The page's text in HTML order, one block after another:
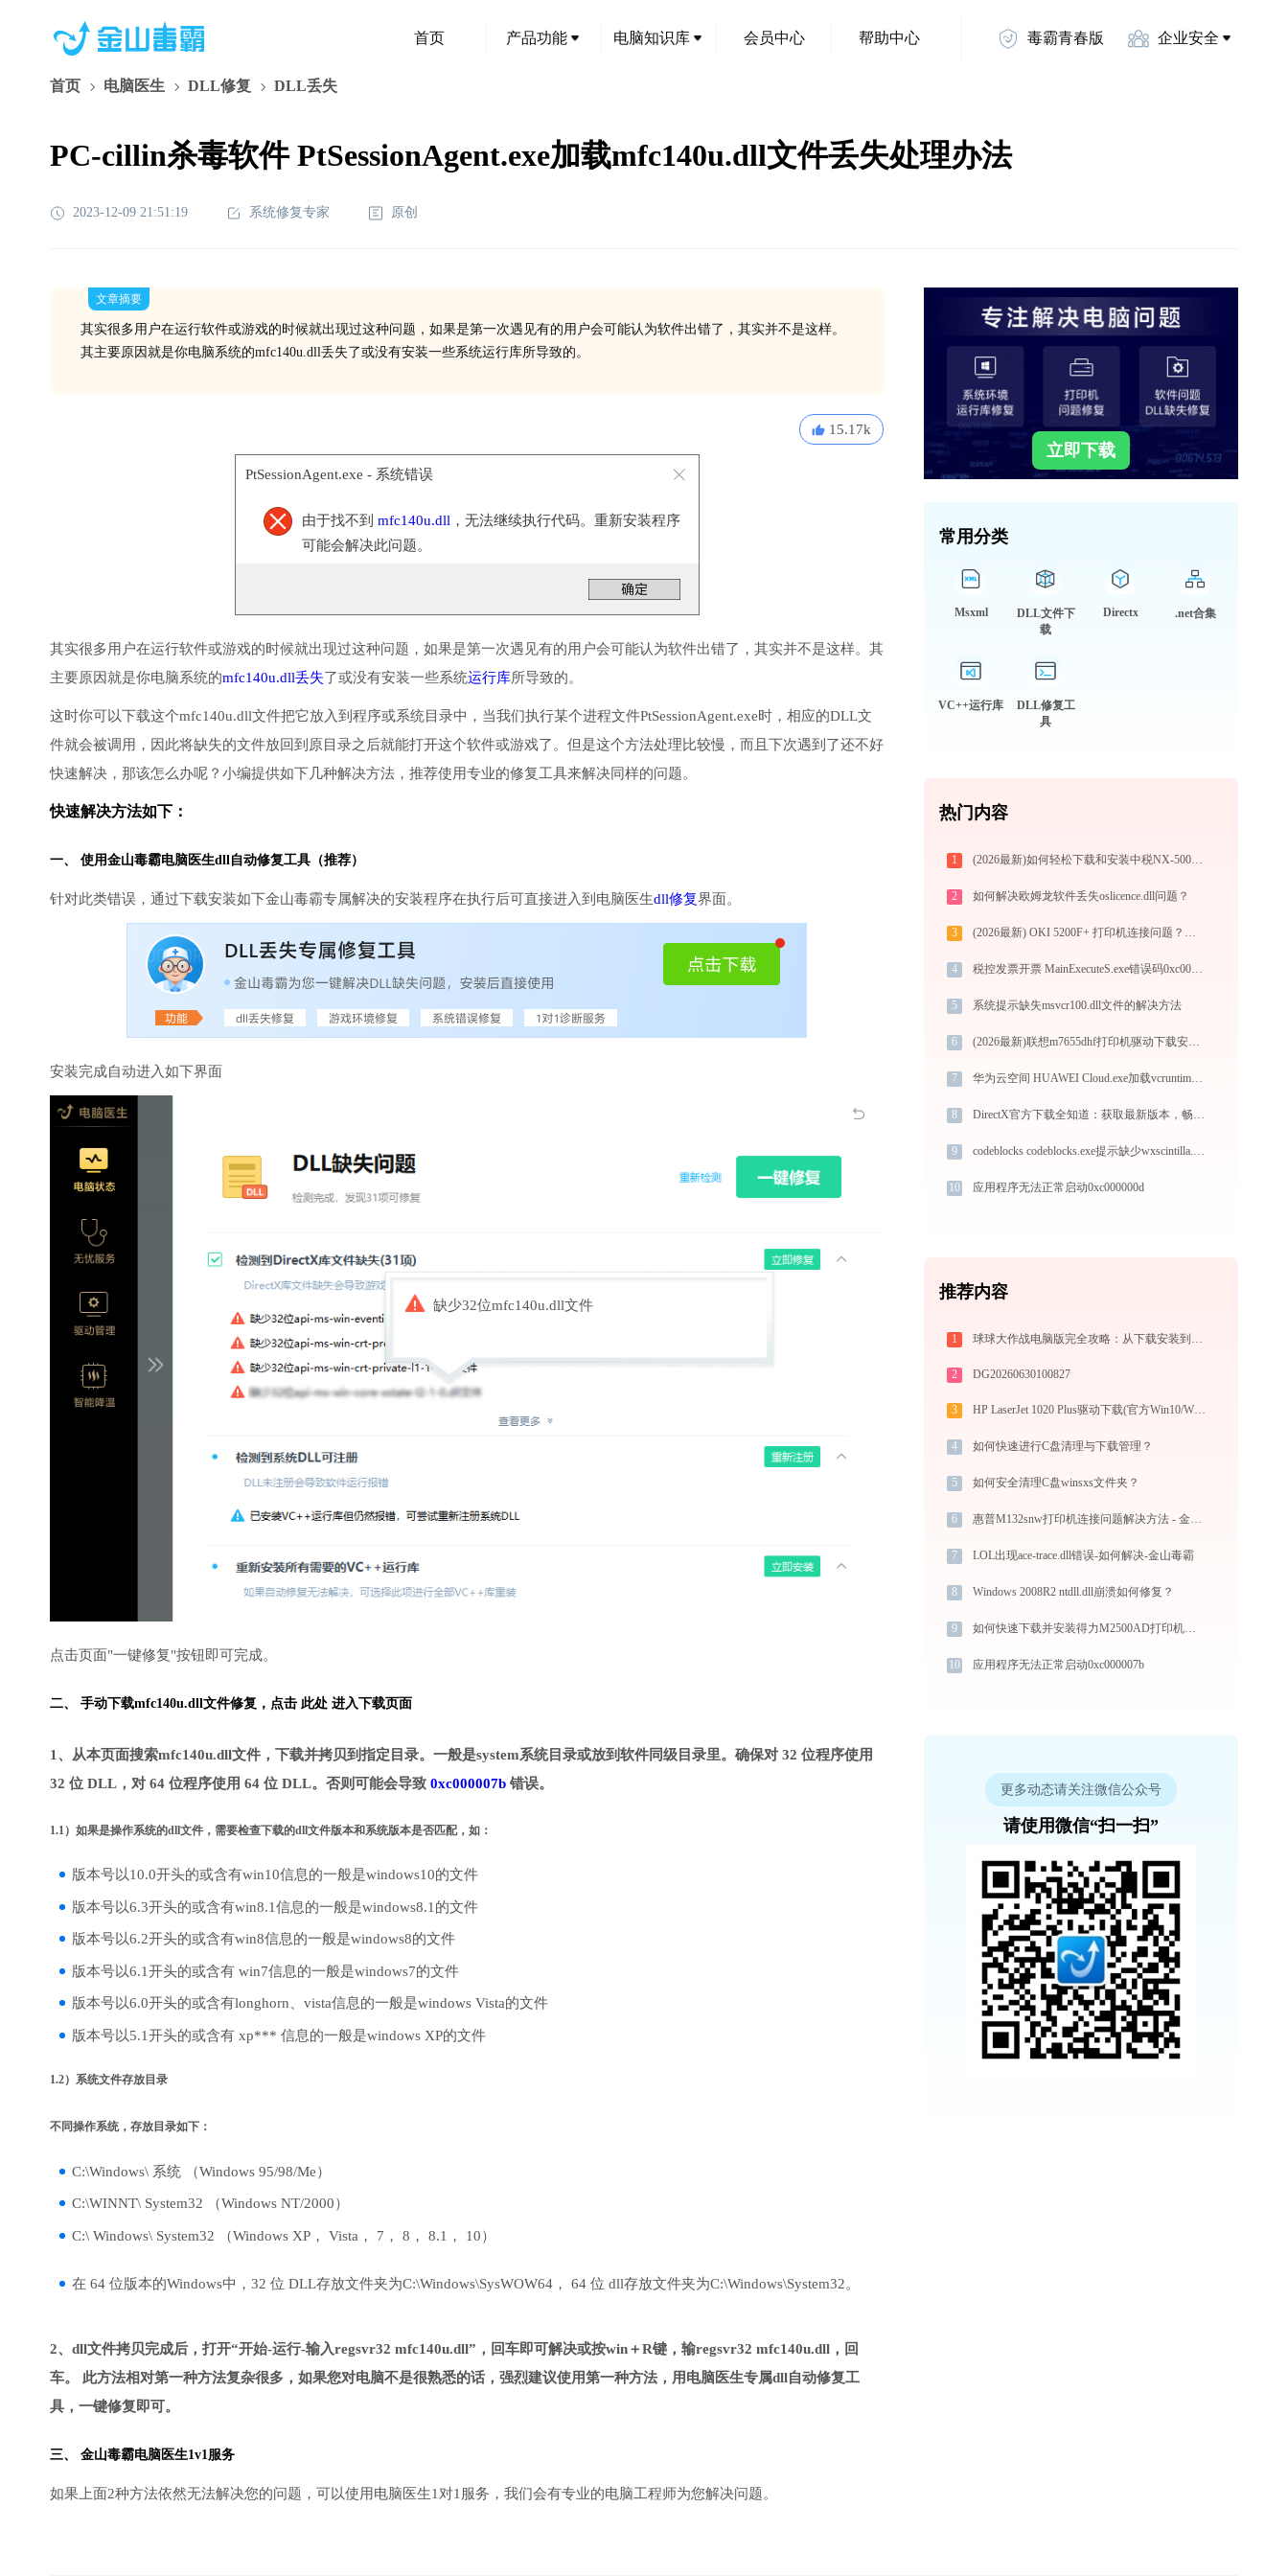
首页 产品功能 电脑知识库 会员中心 帮助中心 毒霸青春版 企业安全
首页 电脑医生 DLL修复 DLL丢失
PC-cillin杀毒软件 PtSessionAgent.exe加载mfc140u.dll文件丢失处理办法
2023-12-09 21:51:19 系统修复专家 原创
文章摘要
其实很多用户在运行软件或游戏的时候就出现过这种问题，如果是第一次遇见有的用户会可能认为软件出错了，其实并不是这样。
其主要原因就是你电脑系统的mfc140u.dll丢失了或没有安装一些系统运行库所导致的。
15.17k
PtSessionAgent.exe - 系统错误
由于找不到 mfc140u.dll ，无法继续执行代码。重新安装程序
可能会解决此问题。
其实很多用户在运行软件或游戏的时候就出现过这种问题，如果是第一次遇见有的用户会可能认为软件出错了，其实并不是这样。其
主要原因就是你电脑系统的mfc140u.dll丢失了或没有安装一些系统运行库所导致的。
这时你可以下载这个mfc140u.dll文件把它放入到程序或系统目录中，当我们执行某个进程文件PtSessionAgent.exe时，相应的DLL文
件就会被调用，因此将缺失的文件放回到原目录之后就能打开这个软件或游戏了。但是这个方法处理比较慢，而且下次遇到了还不好
快速解决，那该怎么办呢？小编提供如下几种解决方法，推荐使用专业的修复工具来解决同样的问题。
快速解决方法如下：
一、 使用金山毒霸电脑医生dll自动修复工具（推荐）
针对此类错误，通过下载安装如下金山毒霸专属解决的安装程序在执行后可直接进入到电脑医生dll修复界面。
安装完成自动进入如下界面
缺少32位mfc140u.dll文件
点击页面"一键修复"按钮即可完成。
二、 手动下载mfc140u.dll文件修复， 点击 此处 进入下载页面
1、从本页面搜索mfc140u.dll文件，下载并拷贝到指定目录。一般是system系统目录或放到软件同级目录里。确保对 32 位程序使用
32 位 DLL，对 64 位程序使用 64 位 DLL。否则可能会导致 0xc000007b 错误。
1.1）如果是操作系统的dll文件，需要检查下载的dll文件版本和系统版本是否匹配，如：
版本号以10.0开头的或含有win10信息的一般是windows10的文件
版本号以6.3开头的或含有win8.1信息的一般是windows8.1的文件
版本号以6.2开头的或含有win8信息的一般是windows8的文件
版本号以6.1开头的或含有 win7信息的一般是windows7的文件
版本号以6.0开头的或含有longhorn、vista信息的一般是windows Vista的文件
版本号以5.1开头的或含有 xp*** 信息的一般是windows XP的文件
1.2）系统文件存放目录
不同操作系统，存放目录如下：
C:\Windows\ 系统 （Windows 95/98/Me）
C:\WINNT\ System32 （Windows NT/2000）
C:\ Windows\ System32 （Windows XP， Vista， 7， 8， 8.1， 10）
在 64 位版本的Windows中，32 位 DLL存放文件夹为C:\Windows\SysWOW64， 64 位 dll存放文件夹为C:\Windows\System32。
2、dll文件拷贝完成后，打开“开始-运行-输入regsvr32 mfc140u.dll”，回车即可解决或按win＋R键，输regsvr32 mfc140u.dll，回
车。 此方法相对第一种方法复杂很多，如果您对电脑不是很熟悉的话，强烈建议使用第一种方法，用电脑医生专属dll自动修复工
具，一键修复即可。
三、 金山毒霸电脑医生1v1服务
如果上面2种方法依然无法解决您的问题，可以使用电脑医生1对1服务，我们会有专业的电脑工程师为您解决问题。
立即下载
常用分类
Msxml
DLL文件下
载
Directx .net合集
VC++运行库
DLL修复工
具
热门内容
1 (2026最新)如何轻松下载和安装中税NX-500打印机驱动？跟着这篇指南走
2 如何解决欧姆龙软件丢失oslicence.dll问题？
3 (2026最新) OKI 5200F+ 打印机连接问题？教你解决方法 -金山毒霸
4 税控发票开票 MainExecuteS.exe错误码0xc000000d处理办法
5 系统提示缺失msvcr100.dll文件的解决方法
6 (2026最新)联想m7655dhf打印机驱动下载安装步骤详细解析，让安装更简单
7 华为云空间 HUAWEI Cloud.exe加载vcruntime140_1.dll文件丢失处理办法
8 DirectX官方下载全知道：获取最新版本，畅享流畅游戏与多媒体的关键
9 codeblocks codeblocks.exe提示缺少wxscintilla.dll文件的解决办法
10 应用程序无法正常启动0xc000000d
推荐内容
1 球球大作战电脑版完全攻略：从下载安装到模拟器选择，大屏冲分指南
2 DG20260630100827
3 HP LaserJet 1020 Plus驱动下载(官方Win10/Win11)
4 如何快速进行C盘清理与下载管理？
5 如何安全清理C盘winsxs文件夹？
6 惠普M132snw打印机连接问题解决方法 - 金山毒霸
7 LOL出现ace-trace.dll错误-如何解决-金山毒霸
8 Windows 2008R2 ntdll.dll崩溃如何修复？
9 如何快速下载并安装得力M2500AD打印机驱动：详细步骤解析
10 应用程序无法正常启动0xc000007b
更多动态请关注微信公众号
请使用微信“扫一扫”